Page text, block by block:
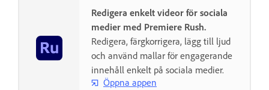
Redigera enkelt videor för sociala
medier med Premiere Rush.
Redigera, färgkorrigera, lägg till ljud
och använd mallar för engagerande
innehåll enkelt på sociala medier.
Öppna appen